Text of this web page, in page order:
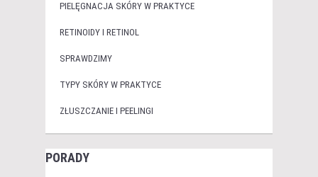
PIELĘGNACJA SKÓRY W PRAKTYCE
RETINOIDY I RETINOL
SPRAWDZIMY
TYPY SKÓRY W PRAKTYCE
ZŁUSZCZANIE I PEELINGI
PORADY